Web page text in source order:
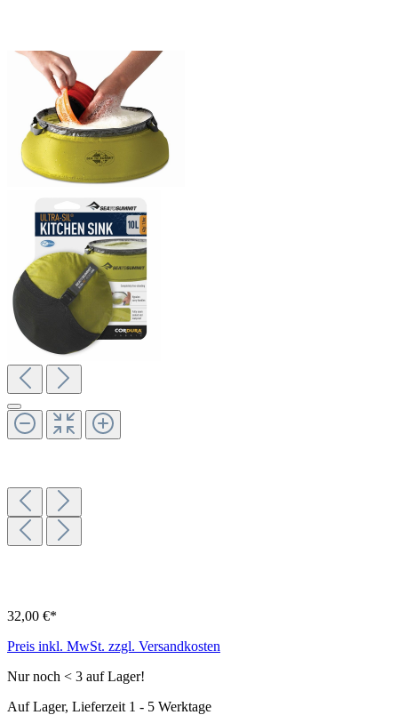
32,00 €*
Preis inkl. MwSt. zzgl. Versandkosten
Nur noch < 3 auf Lager!
Auf Lager, Lieferzeit 1 - 5 Werktage